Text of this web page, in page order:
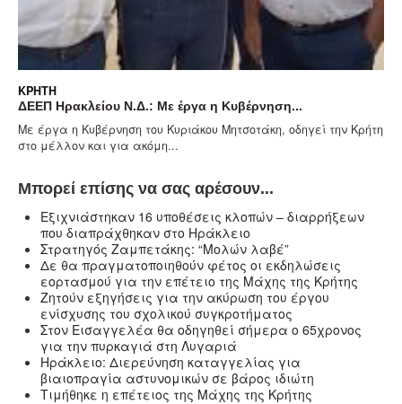
Ηρακλείου Ν.Δ.: Με έργα η Κυβέρνηση...
έργα η Κυβέρνηση του Κυριάκου Μητσοτάκη, οδηγεί την Κρήτη
μέλλον και για ακόμη...
Η
Μπορεί επίσης να σας αρέσουν...
Eξιχνιάστηκαν 16 υποθέσεις κλοπών – διαρρήξεων
που διαπράχθηκαν στο Ηράκλειο
Στρατηγός Ζαμπετάκης: “Μολών λαβέ”
Δε θα πραγματοποιηθούν φέτος οι εκδηλώσεις
εορτασμού για την επέτειο της Μάχης της Κρήτης
Ζητούν εξηγήσεις για την ακύρωση του έργου
ενίσχυσης του σχολικού συγκροτήματος
Στον Εισαγγελέα θα οδηγηθεί σήμερα ο 65χρονος
για την πυρκαγιά στη Λυγαριά
Ηράκλειο: Διερεύνηση καταγγελίας για
βιαιοπραγία αστυνομικών σε βάρος ιδιώτη
Τιμήθηκε η επέτειος της Μάχης της Κρήτης